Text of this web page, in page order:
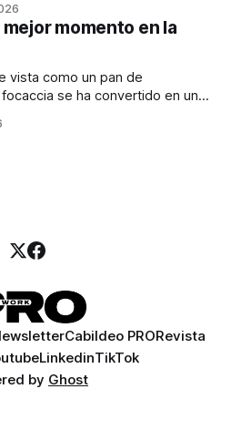
supiera de publicidad digital
un vendedor para atender
suerte— una persona
momento en la
vista como un pan de
se ha convertido en uno
y experiencias que
Cabildeo PRORevista
LinkedinTikTok
by Ghost